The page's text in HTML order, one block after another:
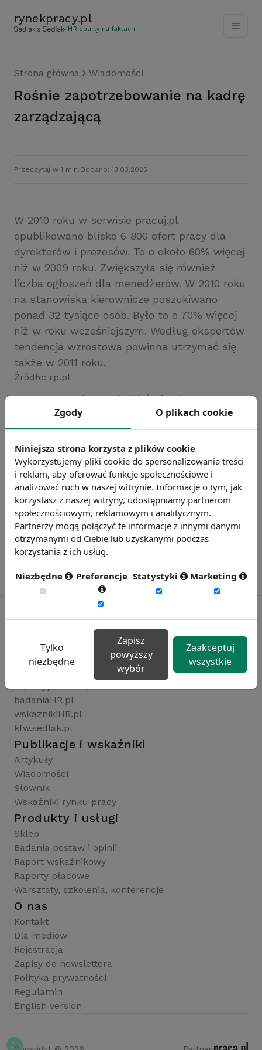
rynekpracy.pl
- HR oparty na faktach
Strona główna Wiadomości
Rośnie zapotrzebowanie na kadrę
zarządzającą
Przeczytaj w 1 min. Dodano: 13.03.2025
W 2010 roku w serwisie pracuj.pl
opublikowano blisko 6 800 ofert pracy dla
dyrektorów i prezesów. To o około 60% więcej
niż w 2009 roku. Zwiększyła się również
liczba ogłoszeń dla menedżerów. W 2010 roku
na stanowiska kierownicze poszukiwano
ponad 32 tysiące osób. Było to o 70% więcej
niż w roku wcześniejszym. Według ekspertów
tendencja wzrostowa powinna utrzymać się
także w 2011 roku.
Źródło: rp.pl
Chcesz wiedzieć więcej?
Zobacz więcej wiadomości
Rynekpracy.pl
sedlak.pl
badaniaHR.pl
wskaznikiHR.pl
kfw.sedlak.pl
Publikacje i wskaźniki
Artykuły
Wiadomości
Słownik
Wskaźniki rynku pracy
Produkty i usługi
Sklep
Badania postaw i opinii
Raport wskaźnikowy
Raporty płacowe
Warsztaty, szkolenia, konferencje
O nas
Kontakt
Dla mediów
Rejestracja
Zapisy do newslettera
Polityka prywatności
Regulamin
English version
Zgody O plikach cookie
Niniejsza strona korzysta z plików cookie
Wykorzystujemy pliki cookie do spersonalizowania treści
i reklam, aby oferować funkcje społecznościowe i
analizować ruch w naszej witrynie. Informacje o tym, jak
korzystasz z naszej witryny, udostępniamy partnerom
społecznościowym, reklamowym i analitycznym.
Partnerzy mogą połączyć te informacje z innymi danymi
otrzymanymi od Ciebie lub uzyskanymi podczas
korzystania z ich usług.
Niezbędne Preferencje Statystyki Marketing
Tylko
niezbędne
Zapisz
powyższy
wybór
Zaakceptuj
wszystkie